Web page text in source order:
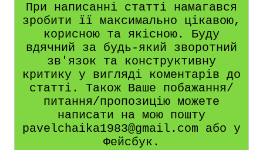
При написанні статті намагався
зробити її максимально цікавою,
корисною та якісною. Буду
вдячний за будь-який зворотний
зв'язок та конструктивну
критику у вигляді коментарів до
статті. Також Ваше побажання/
питання/пропозицію можете
написати на мою пошту
pavelchaika1983@gmail.com або у
Фейсбук.